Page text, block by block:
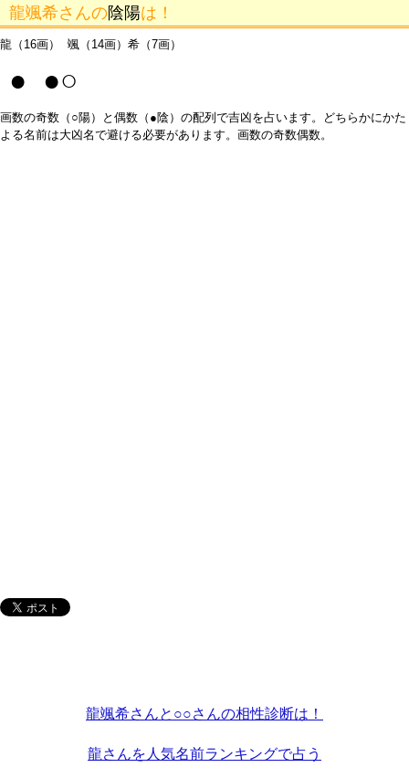
龍颯希さんの陰陽は！
龍（16画） 颯（14画）希（7画）
● ●○
画数の奇数（○陽）と偶数（●陰）の配列で吉凶を占います。どちらかにかた
よる名前は大凶名で避ける必要があります。画数の奇数偶数。
龍颯希さんと○○さんの相性診断は！
龍さんを人気名前ランキングで占う